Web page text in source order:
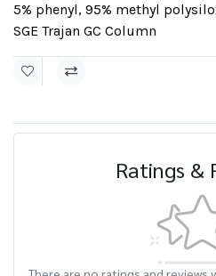
5% phenyl, 95% methyl
SGE Trajan GC Column
Ratings &